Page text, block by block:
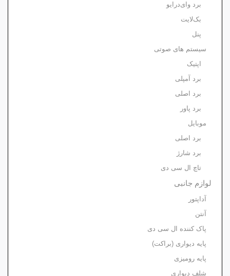
برد وای‌درایو
بک‌لایت
پنل
سیستم های صوتی
اپتیک
برد آمپلی
برد اصلی
برد پاور
موبایل
برد اصلی
برد شارژ
تاچ ال سی دی
لوازم جانبی
آداپتور
آنتن
پاک کننده ال سی دی
پایه دیواری (براکت)
پایه رومیزی
شلف دیواری